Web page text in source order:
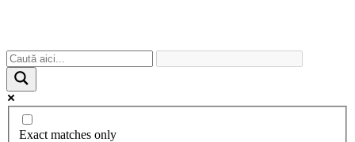
Exact matches only